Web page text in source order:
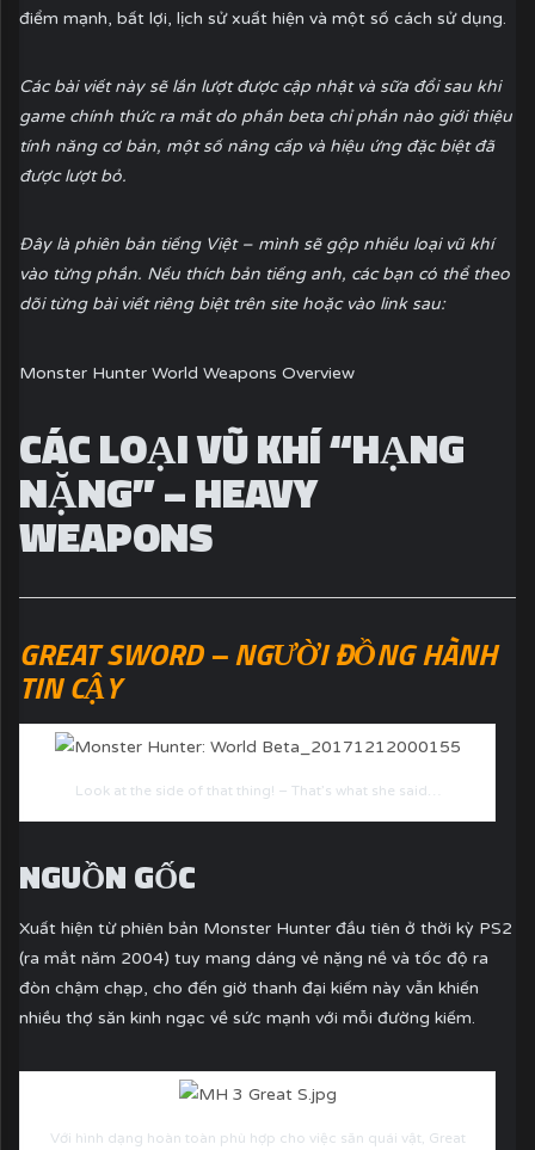
điểm mạnh, bất lợi, lịch sử xuất hiện và một số cách sử dụng.
Các bài viết này sẽ lần lượt được cập nhật và sữa đổi sau khi
game chính thức ra mắt do phần beta chỉ phần nào giới thiệu
tính năng cơ bản, một số nâng cấp và hiệu ứng đặc biệt đã
được lượt bỏ.
Đây là phiên bản tiếng Việt – mình sẽ gộp nhiều loại vũ khí
vào từng phần. Nếu thích bản tiếng anh, các bạn có thể theo
dõi từng bài viết riêng biệt trên site hoặc vào link sau:
Monster Hunter World Weapons Overview
CÁC LOẠI VŨ KHÍ “HẠNG
NẶNG” – HEAVY
WEAPONS
GREAT SWORD – NGƯỜI ĐỒNG HÀNH
TIN CẬY
Look at the side of that thing! – That’s what she said…
NGUỒN GỐC
Xuất hiện từ phiên bản Monster Hunter đầu tiên ở thời kỳ PS2
(ra mắt năm 2004) tuy mang dáng vẻ nặng nề và tốc độ ra
đòn chậm chạp, cho đến giờ thanh đại kiếm này vẫn khiến
nhiều thợ săn kinh ngạc về sức mạnh với mỗi đường kiếm.
Với hình dạng hoàn toàn phù hợp cho việc săn quái vật, Great